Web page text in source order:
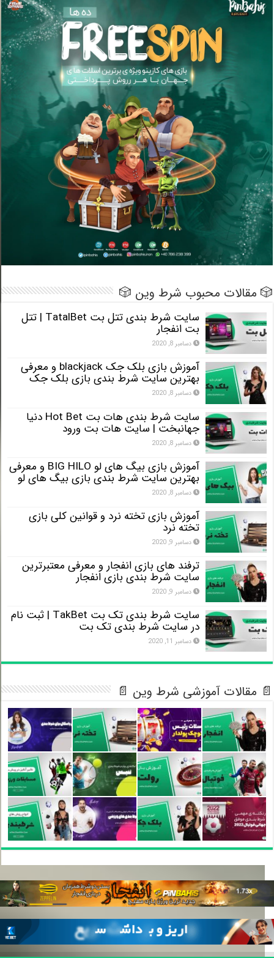
مقالات محبوب شرط وین 🎲
سایت شرط بندی تتل بت TatalBet | تتل
بت انفجار
دسامبر 8, 2020
آموزش بازی بلک جک blackjack و معرفی
بهترین سایت شرط بندی بازی بلک جک
دسامبر 8, 2020
سایت شرط بندی هات بت Hot Bet دنیا
جهانبخت | سایت هات بت ورود
دسامبر 8, 2020
آموزش بازی بیگ های لو BIG HILO و معرفی
بهترین سایت شرط بندی بازی بیگ های لو
دسامبر 8, 2020
آموزش بازی تخته نرد و قوانین کلی بازی
تخته نرد
دسامبر 9, 2020
ترفند های بازی انفجار و معرفی معتبرترین
سایت شرط بندی بازی انفجار
دسامبر 9, 2020
سایت شرط بندی تک بت TakBet | ثبت نام
در سایت شرط بندی تک بت
دسامبر 11, 2020
مقالات آموزشی شرط وین 📄